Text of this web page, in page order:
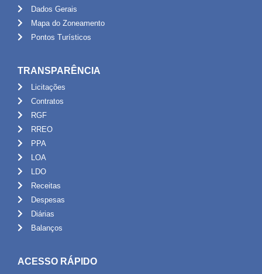
Dados Gerais
Mapa do Zoneamento
Pontos Turísticos
TRANSPARÊNCIA
Licitações
Contratos
RGF
RREO
PPA
LOA
LDO
Receitas
Despesas
Diárias
Balanços
ACESSO RÁPIDO